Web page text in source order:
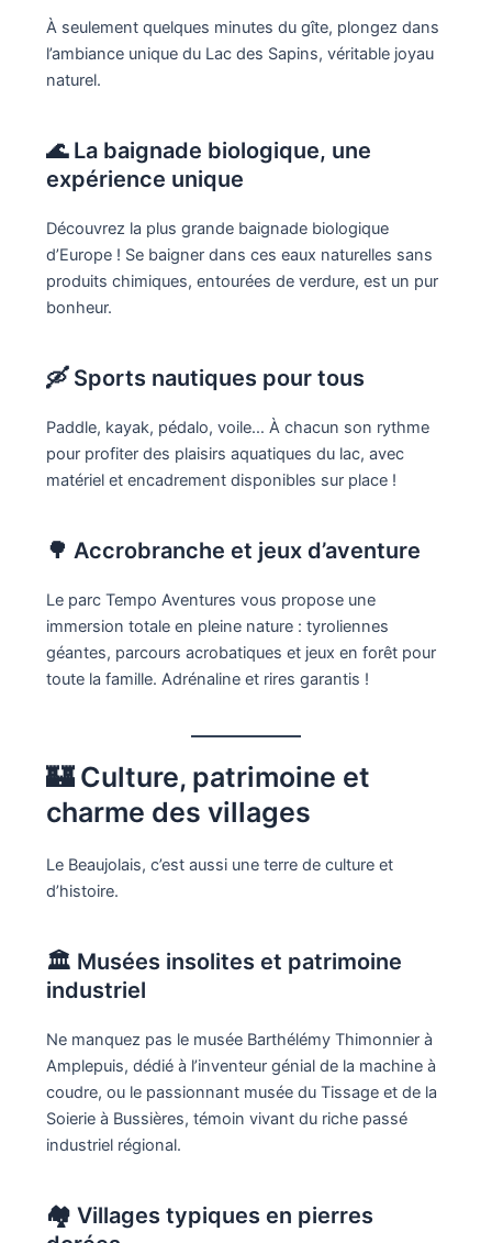
À seulement quelques minutes du gîte, plongez dans
l’ambiance unique du Lac des Sapins, véritable joyau
naturel.
🌊 La baignade biologique, une
expérience unique
Découvrez la plus grande baignade biologique
d’Europe ! Se baigner dans ces eaux naturelles sans
produits chimiques, entourées de verdure, est un pur
bonheur.
🛶 Sports nautiques pour tous
Paddle, kayak, pédalo, voile… À chacun son rythme
pour profiter des plaisirs aquatiques du lac, avec
matériel et encadrement disponibles sur place !
🌳 Accrobranche et jeux d’aventure
Le parc Tempo Aventures vous propose une
immersion totale en pleine nature : tyroliennes
géantes, parcours acrobatiques et jeux en forêt pour
toute la famille. Adrénaline et rires garantis !
🏰 Culture, patrimoine et
charme des villages
Le Beaujolais, c’est aussi une terre de culture et
d’histoire.
🏛️ Musées insolites et patrimoine
industriel
Ne manquez pas le musée Barthélémy Thimonnier à
Amplepuis, dédié à l’inventeur génial de la machine à
coudre, ou le passionnant musée du Tissage et de la
Soierie à Bussières, témoin vivant du riche passé
industriel régional.
🏘️ Villages typiques en pierres